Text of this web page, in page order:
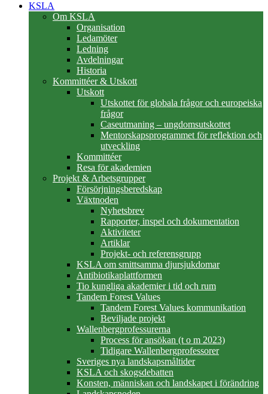
KSLA
Om KSLA
Organisation
Ledamöter
Ledning
Avdelningar
Historia
Kommittéer & Utskott
Utskott
Utskottet för globala frågor och europeiska
frågor
Caseutmaning – ungdomsutskottet
Mentorskapsprogrammet för reflektion och
utveckling
Kommittéer
Resa för akademien
Projekt & Arbetsgrupper
Försörjningsberedskap
Växtnoden
Nyhetsbrev
Rapporter, inspel och dokumentation
Aktiviteter
Artiklar
Projekt- och referensgrupp
KSLA om smittsamma djursjukdomar
Antibiotikaplattformen
Tio kungliga akademier i tid och rum
Tandem Forest Values
Tandem Forest Values kommunikation
Beviljade projekt
Wallenbergprofessurerna
Process för ansökan (t o m 2023)
Tidigare Wallenbergprofessorer
Sveriges nya landskapsmåltider
KSLA och skogsdebatten
Konsten, människan och landskapet i förändring